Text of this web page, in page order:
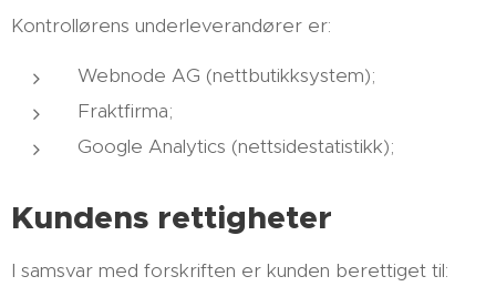
Kontrollørens underleverandører er:
Webnode AG (nettbutikksystem);
Fraktfirma;
Google Analytics (nettsidestatistikk);
Kundens rettigheter
I samsvar med forskriften er kunden berettiget til: